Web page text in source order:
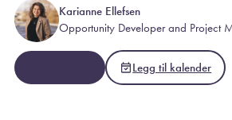
Karianne Ellefsen
Opportunity Developer and Project
Legg til kalender